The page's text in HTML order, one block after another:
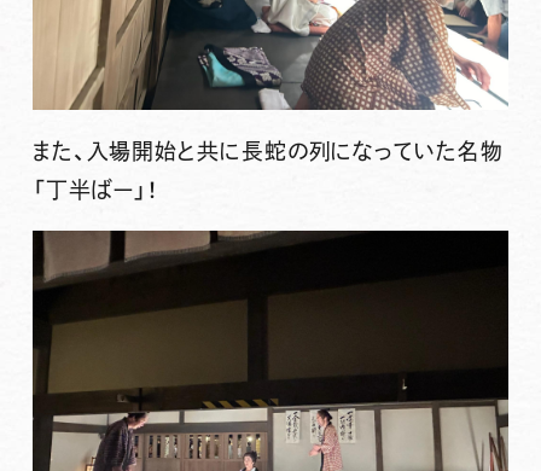
また、入場開始と共に長蛇の列になっていた名物
「丁半ばー」！